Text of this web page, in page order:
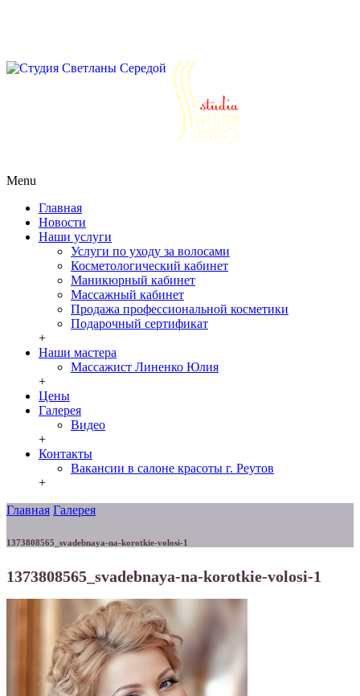
Menu
Главная
Новости
Наши услуги
Услуги по уходу за волосами
Косметологический кабинет
Маникюрный кабинет
Массажный кабинет
Продажа профессиональной косметики
Подарочный сертификат
+
Наши мастера
Массажист Линенко Юлия
+
Цены
Галерея
Видео
+
Контакты
Вакансии в салоне красоты г. Реутов
+
Главная Галерея
1373808565_svadebnaya-na-korotkie-volosi-1
1373808565_svadebnaya-na-korotkie-volosi-1